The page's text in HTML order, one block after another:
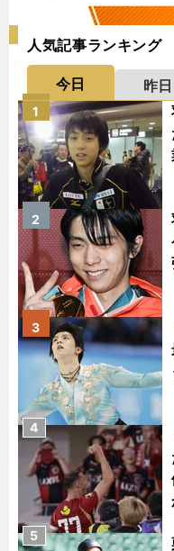
人気記事ランキング
今日 昨日
1
2
3
4
5